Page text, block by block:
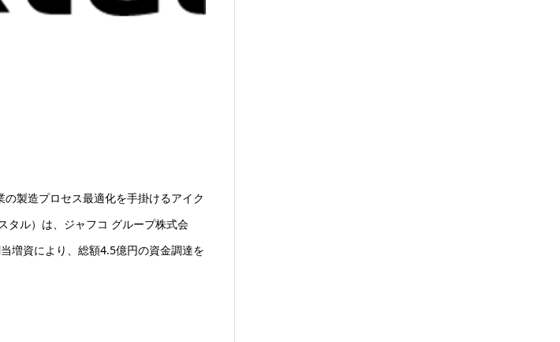
製造プロセス最適化を手掛けるアイク
タル）は、ジャフコ グループ株式会
増資により、総額4.5億円の資金調達を